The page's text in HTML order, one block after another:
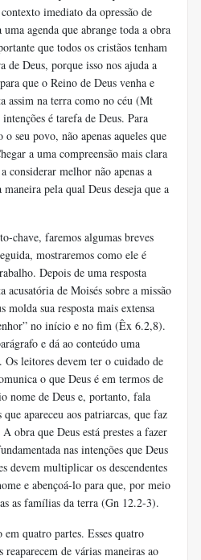
imediato da opressão de
agenda que abrange toda a obra
que todos os cristãos tenham
de Deus, porque isso nos ajuda a
que o Reino de Deus venha e
assim na terra como no céu (Mt
é tarefa de Deus. Para
seu povo, não apenas aqueles que
a uma compreensão mais clara
considerar melhor não apenas a
maneira pela qual Deus deseja que a
chave, faremos algumas breves
mostraremos como ele é
Depois de uma resposta
acusatória de Moisés sobre a missão
sua resposta mais extensa
no início e no fim (Êx 6.2,8).
e dá ao conteúdo uma
leitores devem ter o cuidado de
o que Deus é em termos de
nome de Deus e, portanto, fala
apareceu aos patriarcas, que faz
obra que Deus está prestes a fazer
nas intenções que Deus
devem multiplicar os descendentes
e abençoá-lo para que, por meio
as famílias da terra (Gn 12.2-3).
quatro partes. Esses quatro
de várias maneiras ao